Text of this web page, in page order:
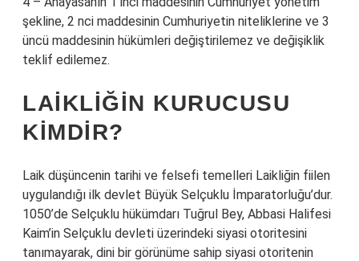
şekline, 2 nci maddesinin Cumhuriyetin niteliklerine ve 3
üncü maddesinin hükümleri değiştirilemez ve değişiklik
teklif edilemez.
LAIKLIĞIN KURUCUSU
KIMDIR?
Laik düşüncenin tarihi ve felsefi temelleri Laikliğin fiilen
uygulandığı ilk devlet Büyük Selçuklu İmparatorluğu’dur.
1050’de Selçuklu hükümdarı Tuğrul Bey, Abbasi Halifesi
Kaim’in Selçuklu devleti üzerindeki siyasi otoritesini
tanımayarak, dini bir görünüme sahip siyasi otoritenin